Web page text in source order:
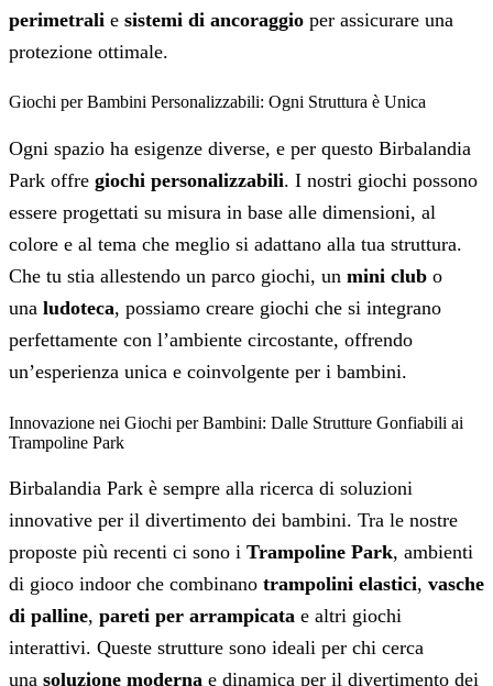
perimetrali e sistemi di ancoraggio per assicurare una
protezione ottimale.
Giochi per Bambini Personalizzabili: Ogni Struttura è Unica
Ogni spazio ha esigenze diverse, e per questo Birbalandia
Park offre giochi personalizzabili. I nostri giochi possono
essere progettati su misura in base alle dimensioni, al
colore e al tema che meglio si adattano alla tua struttura.
Che tu stia allestendo un parco giochi, un mini club o
una ludoteca, possiamo creare giochi che si integrano
perfettamente con l’ambiente circostante, offrendo
un’esperienza unica e coinvolgente per i bambini.
Innovazione nei Giochi per Bambini: Dalle Strutture Gonfiabili ai
Trampoline Park
Birbalandia Park è sempre alla ricerca di soluzioni
innovative per il divertimento dei bambini. Tra le nostre
proposte più recenti ci sono i Trampoline Park, ambienti
di gioco indoor che combinano trampolini elastici, vasche
di palline, pareti per arrampicata e altri giochi
interattivi. Queste strutture sono ideali per chi cerca
una soluzione moderna e dinamica per il divertimento dei